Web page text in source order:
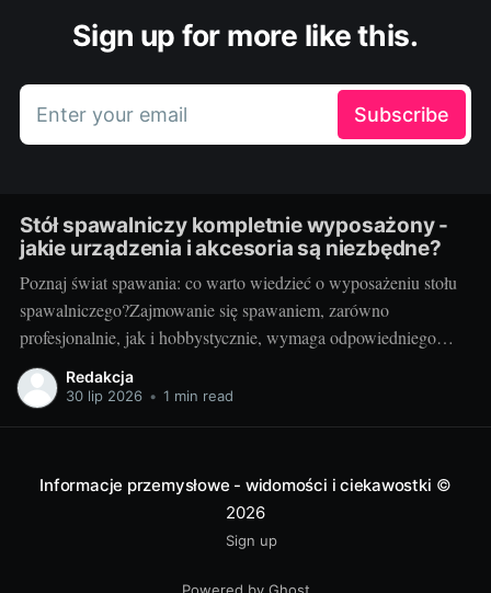
Sign up for more like this.
Enter your email Subscribe
Stół spawalniczy kompletnie wyposażony -
jakie urządzenia i akcesoria są niezbędne?
Poznaj świat spawania: co warto wiedzieć o wyposażeniu stołu
spawalniczego?Zajmowanie się spawaniem, zarówno
profesjonalnie, jak i hobbystycznie, wymaga odpowiedniego
wyposażenia stołu spawalniczego. Wybór odpowiednich
akcesoriów jest kluczowy dla wydajności i bezpieczeństwa
Przyjrzyjmy się niektórym elementom.
Redakcja
30 lip 2026 • 1 min read
Informacje przemysłowe - widomości i ciekawostki ©
2026
Sign up